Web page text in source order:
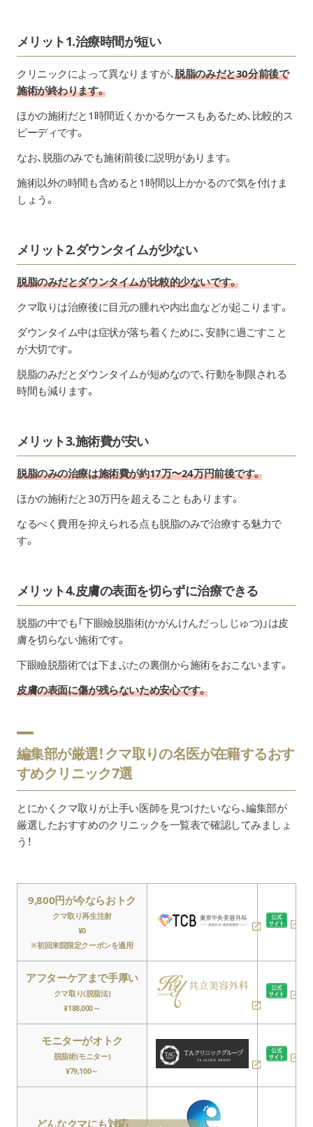
メリット1.治療時間が短い
クリニックによって異なりますが、脱脂のみだと30分前後で
施術が終わります。
ほかの施術だと1時間近くかかるケースもあるため、比較的ス
ピーディです。
なお、脱脂のみでも施術前後に説明があります。
施術以外の時間も含めると1時間以上かかるので気を付けま
しょう。
メリット2.ダウンタイムが少ない
脱脂のみだとダウンタイムが比較的少ないです。
クマ取りは治療後に目元の腫れや内出血などが起こります。
ダウンタイム中は症状が落ち着くために、安静に過ごすこと
が大切です。
脱脂のみだとダウンタイムが短めなので、行動を制限される
時間も減ります。
メリット3.施術費が安い
脱脂のみの治療は施術費が約17万〜24万円前後です。
ほかの施術だと30万円を超えることもあります。
なるべく費用を抑えられる点も脱脂のみで治療する魅力で
す。
メリット4.皮膚の表面を切らずに治療できる
脱脂の中でも「下眼瞼脱脂術(かがんけんだっしじゅつ)」は皮
膚を切らない施術です。
下眼瞼脱脂術では下まぶたの裏側から施術をおこないます。
皮膚の表面に傷が残らないため安心です。
編集部が厳選！クマ取りの名医が在籍するおす
すめクリニック7選
とにかくクマ取りが上手い医師を見つけたいなら、編集部が
厳選したおすすめのクリニックを一覧表で確認してみましょ
う！
9,800円が今ならおトク
クマ取り再生注射
¥0
※初回来院限定クーポンを適用
アフターケアまで手厚い
クマ取り(脱脂法)
¥188,000～
モニターがオトク
脱脂術(モニター)
¥79,100～
どんなクマにも対応